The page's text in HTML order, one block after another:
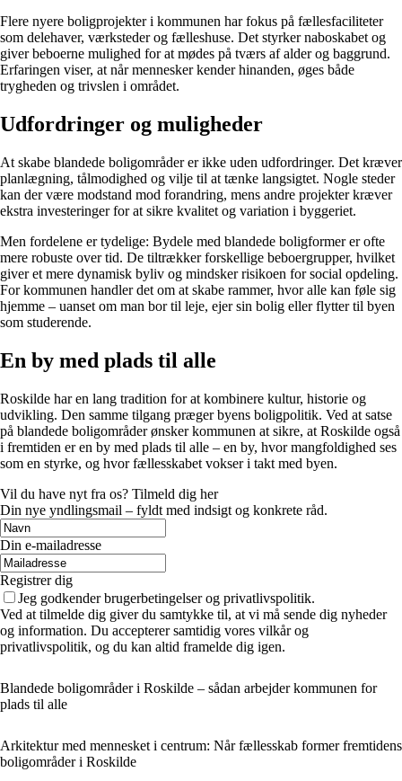
Flere nyere boligprojekter i kommunen har fokus på fællesfaciliteter
som delehaver, værksteder og fælleshuse. Det styrker naboskabet og
giver beboerne mulighed for at mødes på tværs af alder og baggrund.
Erfaringen viser, at når mennesker kender hinanden, øges både
trygheden og trivslen i området.
Udfordringer og muligheder
At skabe blandede boligområder er ikke uden udfordringer. Det kræver
planlægning, tålmodighed og vilje til at tænke langsigtet. Nogle steder
kan der være modstand mod forandring, mens andre projekter kræver
ekstra investeringer for at sikre kvalitet og variation i byggeriet.
Men fordelene er tydelige: Bydele med blandede boligformer er ofte
mere robuste over tid. De tiltrækker forskellige beboergrupper, hvilket
giver et mere dynamisk byliv og mindsker risikoen for social opdeling.
For kommunen handler det om at skabe rammer, hvor alle kan føle sig
hjemme – uanset om man bor til leje, ejer sin bolig eller flytter til byen
som studerende.
En by med plads til alle
Roskilde har en lang tradition for at kombinere kultur, historie og
udvikling. Den samme tilgang præger byens boligpolitik. Ved at satse
på blandede boligområder ønsker kommunen at sikre, at Roskilde også
i fremtiden er en by med plads til alle – en by, hvor mangfoldighed ses
som en styrke, og hvor fællesskabet vokser i takt med byen.
Vil du have nyt fra os? Tilmeld dig her
Din nye yndlingsmail – fyldt med indsigt og konkrete råd.
Din e-mailadresse
Registrer dig
Jeg godkender brugerbetingelser og privatlivspolitik.
Ved at tilmelde dig giver du samtykke til, at vi må sende dig nyheder
og information. Du accepterer samtidig vores vilkår og
privatlivspolitik, og du kan altid framelde dig igen.
Blandede boligområder i Roskilde – sådan arbejder kommunen for
plads til alle
Arkitektur med mennesket i centrum: Når fællesskab former fremtidens
boligområder i Roskilde